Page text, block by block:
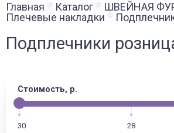
Главная Каталог
ШВЕЙНАЯ
Плечевые накладки
Подплечники
Стоимость, р.
30 28